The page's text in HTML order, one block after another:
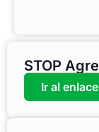
STOP
Ir al enlace